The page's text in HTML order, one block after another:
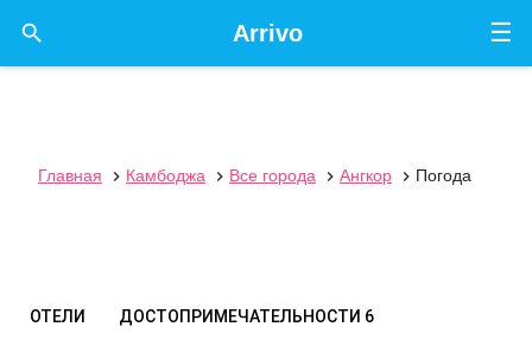
☰
Arrivo

Главная  Камбоджа  Все города  Ангкор  Погода
ОТЕЛИ ДОСТОПРИМЕЧАТЕЛЬНОСТИ 6